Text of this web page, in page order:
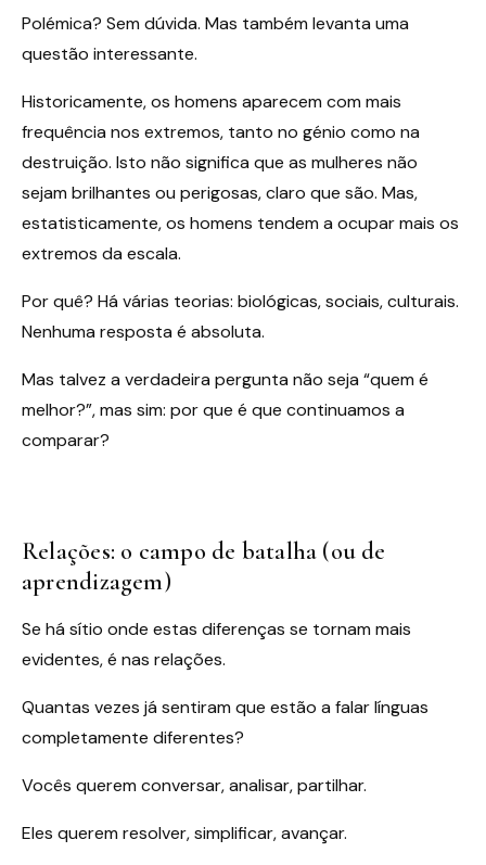
Polémica? Sem dúvida. Mas também levanta uma
questão interessante.
Historicamente, os homens aparecem com mais
frequência nos extremos, tanto no génio como na
destruição. Isto não significa que as mulheres não
sejam brilhantes ou perigosas, claro que são. Mas,
estatisticamente, os homens tendem a ocupar mais os
extremos da escala.
Por quê? Há várias teorias: biológicas, sociais, culturais.
Nenhuma resposta é absoluta.
Mas talvez a verdadeira pergunta não seja “quem é
melhor?”, mas sim: por que é que continuamos a
comparar?
Relações: o campo de batalha (ou de
aprendizagem)
Se há sítio onde estas diferenças se tornam mais
evidentes, é nas relações.
Quantas vezes já sentiram que estão a falar línguas
completamente diferentes?
Vocês querem conversar, analisar, partilhar.
Eles querem resolver, simplificar, avançar.